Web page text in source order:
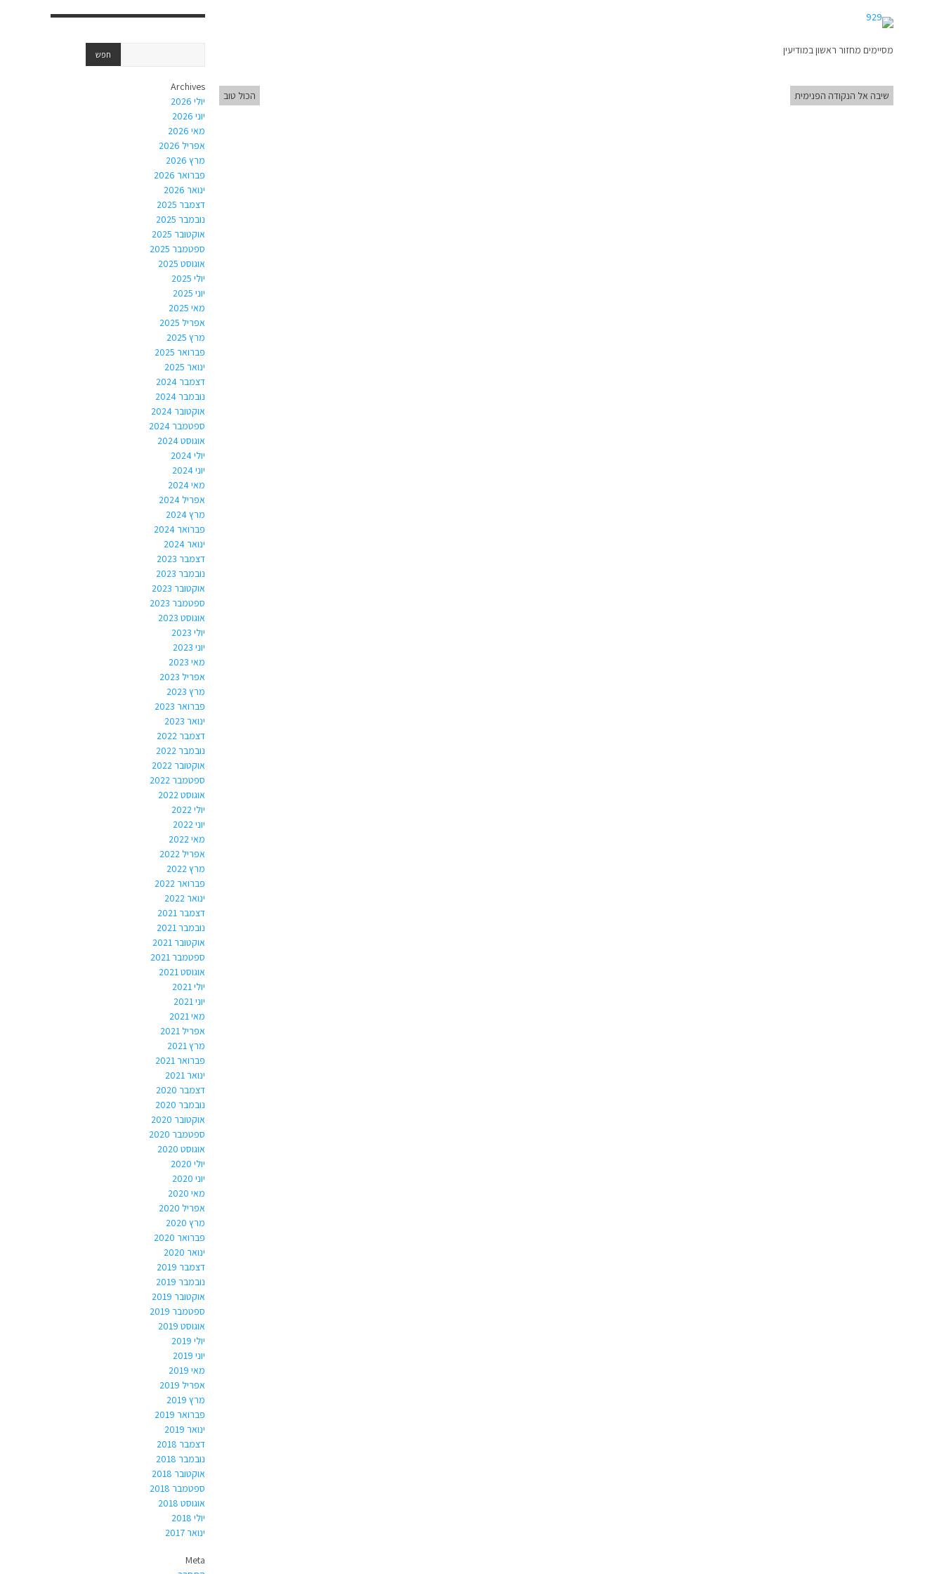
מסיימים מחזור ראשון במודיעין
שיבה אל הנקודה הפנימית הכול טוב
Archives
יולי 2026
יוני 2026
מאי 2026
אפריל 2026
מרץ 2026
פברואר 2026
ינואר 2026
דצמבר 2025
נובמבר 2025
אוקטובר 2025
ספטמבר 2025
אוגוסט 2025
יולי 2025
יוני 2025
מאי 2025
אפריל 2025
מרץ 2025
פברואר 2025
ינואר 2025
דצמבר 2024
נובמבר 2024
אוקטובר 2024
ספטמבר 2024
אוגוסט 2024
יולי 2024
יוני 2024
מאי 2024
אפריל 2024
מרץ 2024
פברואר 2024
ינואר 2024
דצמבר 2023
נובמבר 2023
אוקטובר 2023
ספטמבר 2023
אוגוסט 2023
יולי 2023
יוני 2023
מאי 2023
אפריל 2023
מרץ 2023
פברואר 2023
ינואר 2023
דצמבר 2022
נובמבר 2022
אוקטובר 2022
ספטמבר 2022
אוגוסט 2022
יולי 2022
יוני 2022
מאי 2022
אפריל 2022
מרץ 2022
פברואר 2022
ינואר 2022
דצמבר 2021
נובמבר 2021
אוקטובר 2021
ספטמבר 2021
אוגוסט 2021
יולי 2021
יוני 2021
מאי 2021
אפריל 2021
מרץ 2021
פברואר 2021
ינואר 2021
דצמבר 2020
נובמבר 2020
אוקטובר 2020
ספטמבר 2020
אוגוסט 2020
יולי 2020
יוני 2020
מאי 2020
אפריל 2020
מרץ 2020
פברואר 2020
ינואר 2020
דצמבר 2019
נובמבר 2019
אוקטובר 2019
ספטמבר 2019
אוגוסט 2019
יולי 2019
יוני 2019
מאי 2019
אפריל 2019
מרץ 2019
פברואר 2019
ינואר 2019
דצמבר 2018
נובמבר 2018
אוקטובר 2018
ספטמבר 2018
אוגוסט 2018
יולי 2018
ינואר 2017
Meta